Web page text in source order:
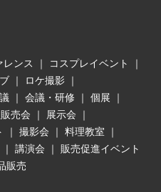
レンス ｜ コスプレイベント
｜
｜ ロケ撮影｜
｜ 会議・研修｜ 個展 ｜
売会 ｜ 展示会 ｜
｜ 撮影会 ｜ 料理教室 ｜
｜ 講演会 ｜ 販売促進イベント
販売